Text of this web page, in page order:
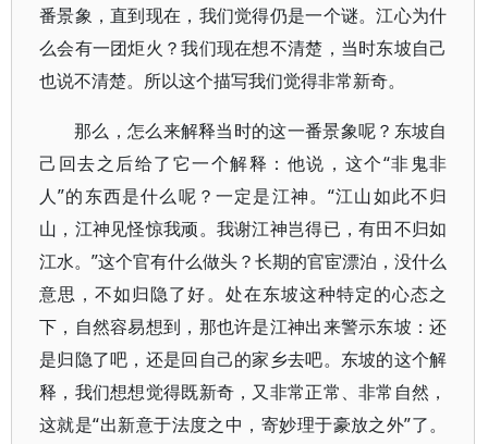
番景象，直到现在，我们觉得仍是一个谜。江心为什
么会有一团炬火？我们现在想不清楚，当时东坡自己
也说不清楚。所以这个描写我们觉得非常新奇。
那么，怎么来解释当时的这一番景象呢？东坡自
己回去之后给了它一个解释：他说，这个“非鬼非
人”的东西是什么呢？一定是江神。“江山如此不归
山，江神见怪惊我顽。我谢江神岂得已，有田不归如
江水。”这个官有什么做头？长期的官宦漂泊，没什么
意思，不如归隐了好。处在东坡这种特定的心态之
下，自然容易想到，那也许是江神出来警示东坡：还
是归隐了吧，还是回自己的家乡去吧。东坡的这个解
释，我们想想觉得既新奇，又非常正常、非常自然，
这就是“出新意于法度之中，寄妙理于豪放之外”了。